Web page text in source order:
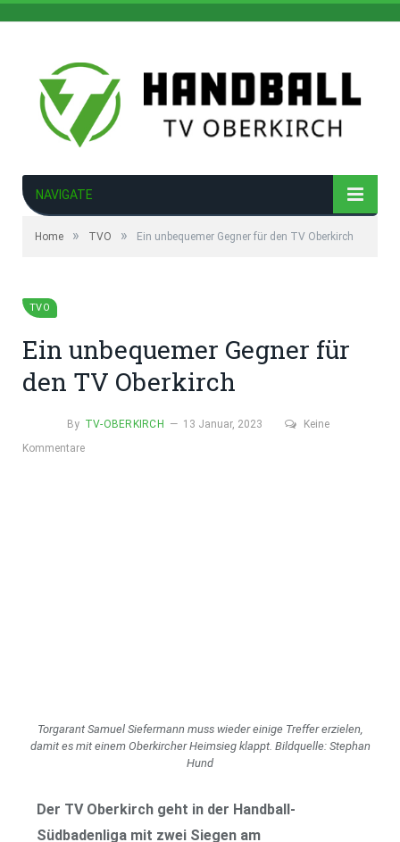
NAVIGATE
Home » TVO » Ein unbequemer Gegner für den TV Oberkirch
TVO
Ein unbequemer Gegner für
den TV Oberkirch
By TV-OBERKIRCH 13 Januar, 2023
Keine
Kommentare
Torgarant Samuel Siefermann muss wieder einige Treffer erzielen,
damit es mit einem Ober­kircher Heimsieg klappt. Bildquelle: Stephan
Hund
Der TV Oberkirch geht in der Handball-
Südbadenliga mit zwei Siegen am